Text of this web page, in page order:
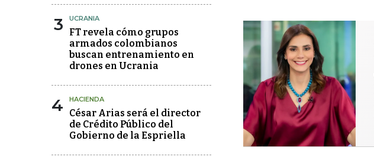
3 UCRANIA
FT revela cómo grupos
armados colombianos
buscan entrenamiento en
drones en Ucrania
4 HACIENDA
César Arias será el director
de Crédito Público del
Gobierno de la Espriella